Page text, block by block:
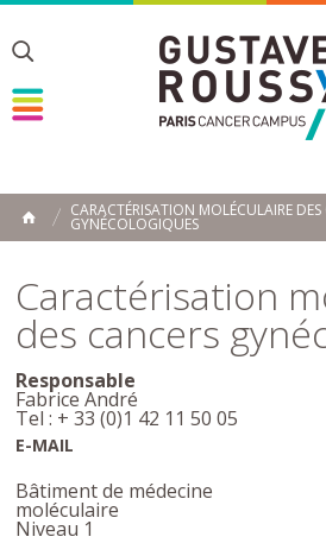
Toggle
Toggle
Toggle
ACCUEIL
CARACTÉRISATION MOLÉCULAIRE DES
GYNÉCOLOGIQUES
Caractérisation
des cancers
Responsable
Fabrice André
Tel : + 33 (0)1 42 11 50 05
E-MAIL
Bâtiment de médecine
moléculaire
Niveau 1